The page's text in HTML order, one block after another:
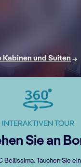
Kabinen und Suiten
INTERAKTIVEN TOUR
Sie an
Bellissima. Tauchen Sie